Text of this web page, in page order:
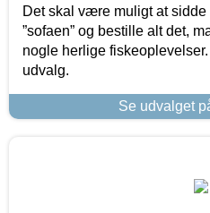
Det skal være muligt at
”sofaen” og bestille alt det,
nogle herlige
udvalg.
Se udvalget